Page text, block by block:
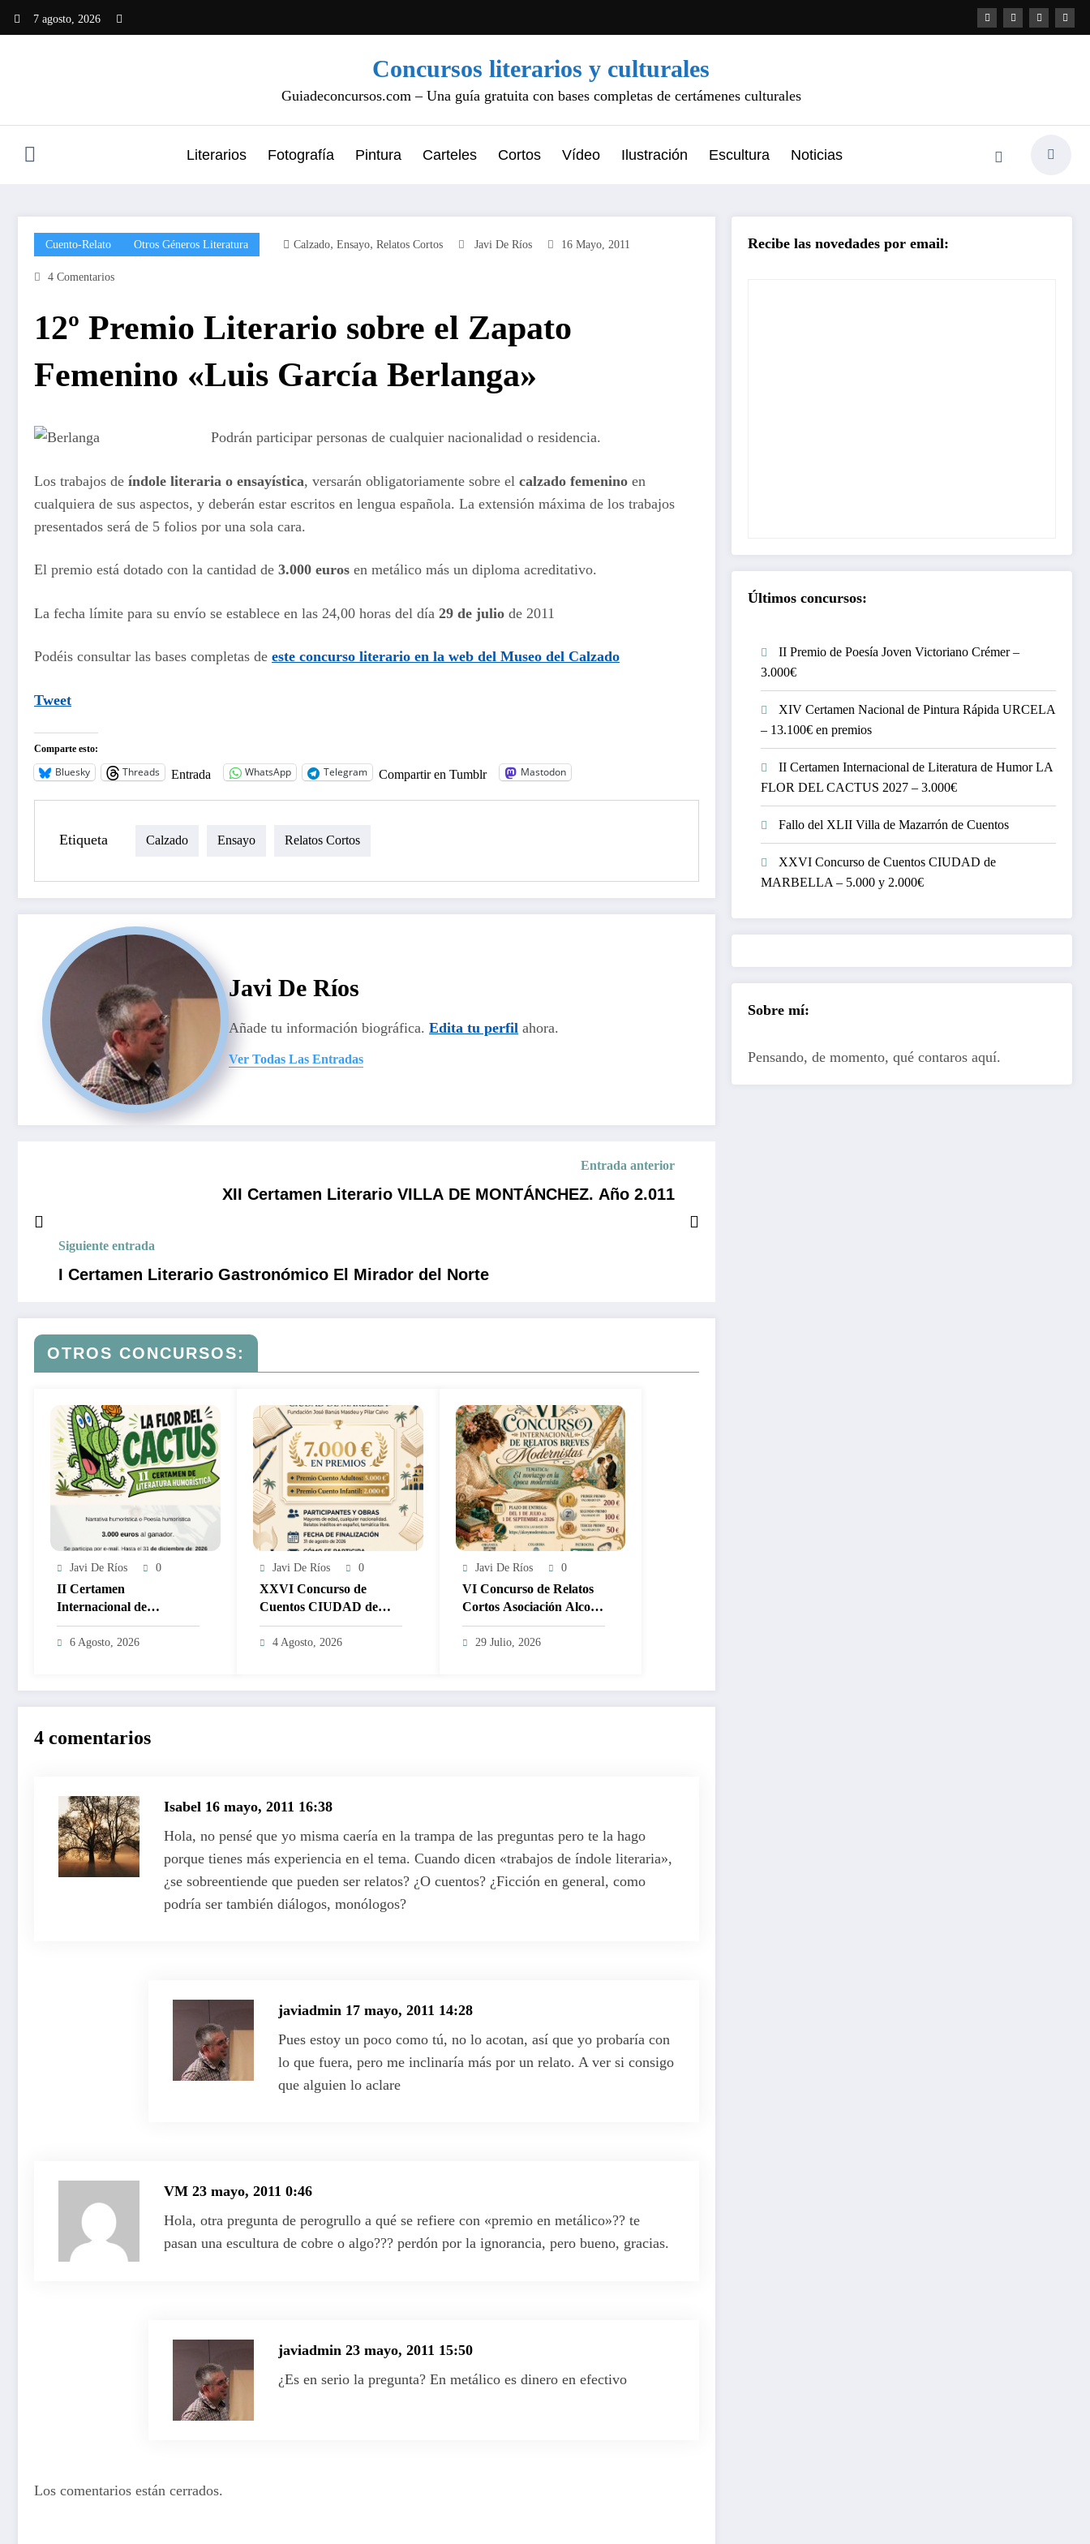
7 agosto, 2026
Concursos literarios y culturales
Guiadeconcursos.com – Una guía gratuita con bases completas de certámenes culturales
Literarios Fotografía Pintura Carteles Cortos Vídeo Ilustración Escultura Noticias
Cuento-Relato Otros Géneros Literatura Calzado, Ensayo, Relatos Cortos Javi De Ríos 16 Mayo, 2011
4 Comentarios
12º Premio Literario sobre el Zapato
Femenino «Luis García Berlanga»
Podrán participar personas de cualquier nacionalidad o residencia.
Los trabajos de índole literaria o ensayística, versarán obligatoriamente sobre el calzado femenino en
cualquiera de sus aspectos, y deberán estar escritos en lengua española. La extensión máxima de los trabajos
presentados será de 5 folios por una sola cara.
El premio está dotado con la cantidad de 3.000 euros en metálico más un diploma acreditativo.
La fecha límite para su envío se establece en las 24,00 horas del día 29 de julio de 2011
Podéis consultar las bases completas de este concurso literario en la web del Museo del Calzado
Tweet
Comparte esto:
Bluesky Threads Entrada WhatsApp Telegram Compartir en Tumblr Mastodon
Etiqueta Calzado Ensayo Relatos Cortos
Javi De Ríos
Añade tu información biográfica. Edita tu perfil ahora.
Ver Todas Las Entradas
Entrada anterior
XII Certamen Literario VILLA DE MONTÁNCHEZ. Año 2.011
Siguiente entrada
I Certamen Literario Gastronómico El Mirador del Norte
OTROS CONCURSOS:
Javi De Ríos 0
II Certamen
Internacional de
Literatura de Humor LA
FLOR DEL CACTUS
6 Agosto, 2026
Javi De Ríos 0
XXVI Concurso de
Cuentos CIUDAD de
MARBELLA – 5.000 y
2.000€
4 Agosto, 2026
Javi De Ríos 0
VI Concurso de Relatos
Cortos Asociación Alcoy
Modernista – 200€
29 Julio, 2026
4 comentarios
Isabel 16 mayo, 2011 16:38
Hola, no pensé que yo misma caería en la trampa de las preguntas pero te la hago
porque tienes más experiencia en el tema. Cuando dicen «trabajos de índole literaria»,
¿se sobreentiende que pueden ser relatos? ¿O cuentos? ¿Ficción en general, como
podría ser también diálogos, monólogos?
javiadmin 17 mayo, 2011 14:28
Pues estoy un poco como tú, no lo acotan, así que yo probaría con
lo que fuera, pero me inclinaría más por un relato. A ver si consigo
que alguien lo aclare
VM 23 mayo, 2011 0:46
Hola, otra pregunta de perogrullo a qué se refiere con «premio en metálico»?? te
pasan una escultura de cobre o algo??? perdón por la ignorancia, pero bueno, gracias.
javiadmin 23 mayo, 2011 15:50
¿Es en serio la pregunta? En metálico es dinero en efectivo
Los comentarios están cerrados.
Recibe las novedades por email:
Últimos concursos:
II Premio de Poesía Joven Victoriano Crémer –
3.000€
XIV Certamen Nacional de Pintura Rápida URCELA
– 13.100€ en premios
II Certamen Internacional de Literatura de Humor LA
FLOR DEL CACTUS 2027 – 3.000€
Fallo del XLII Villa de Mazarrón de Cuentos
XXVI Concurso de Cuentos CIUDAD de
MARBELLA – 5.000 y 2.000€
Sobre mí:
Pensando, de momento, qué contaros aquí.